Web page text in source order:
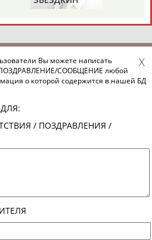
деятельности
996
Вы можете написать
СООБЩЕНИЕ любой
о которой содержится в нашей БД
/ ПОЗДРАВЛЕНИЯ /